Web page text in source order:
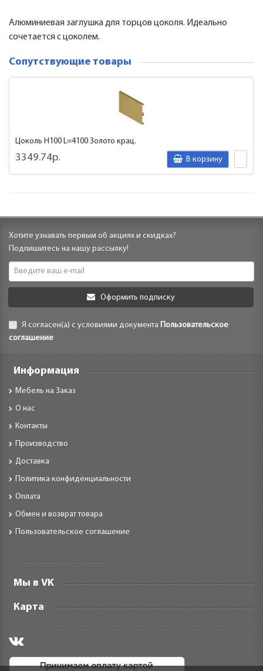
Алюминиевая заглушка для торцов цоколя. Идеально
сочетается с цоколем.
Сопутствующие товары
Цоколь H100 L=4100 Золото крац.
3349.74р. В корзину
Хотите узнавать первым об акциях и скидках?
Подпишитесь на нашу рассылку!
Оформить подписку
Я согласен(а) с условиями документа Пользовательское
соглашение
Информация
Мебель на Заказ
О нас
Контакты
Производство
Доставка
Политика конфиденциальности
Оплата
Обмен и возврат товара
Пользовательское соглашение
Мы в VK
Карта